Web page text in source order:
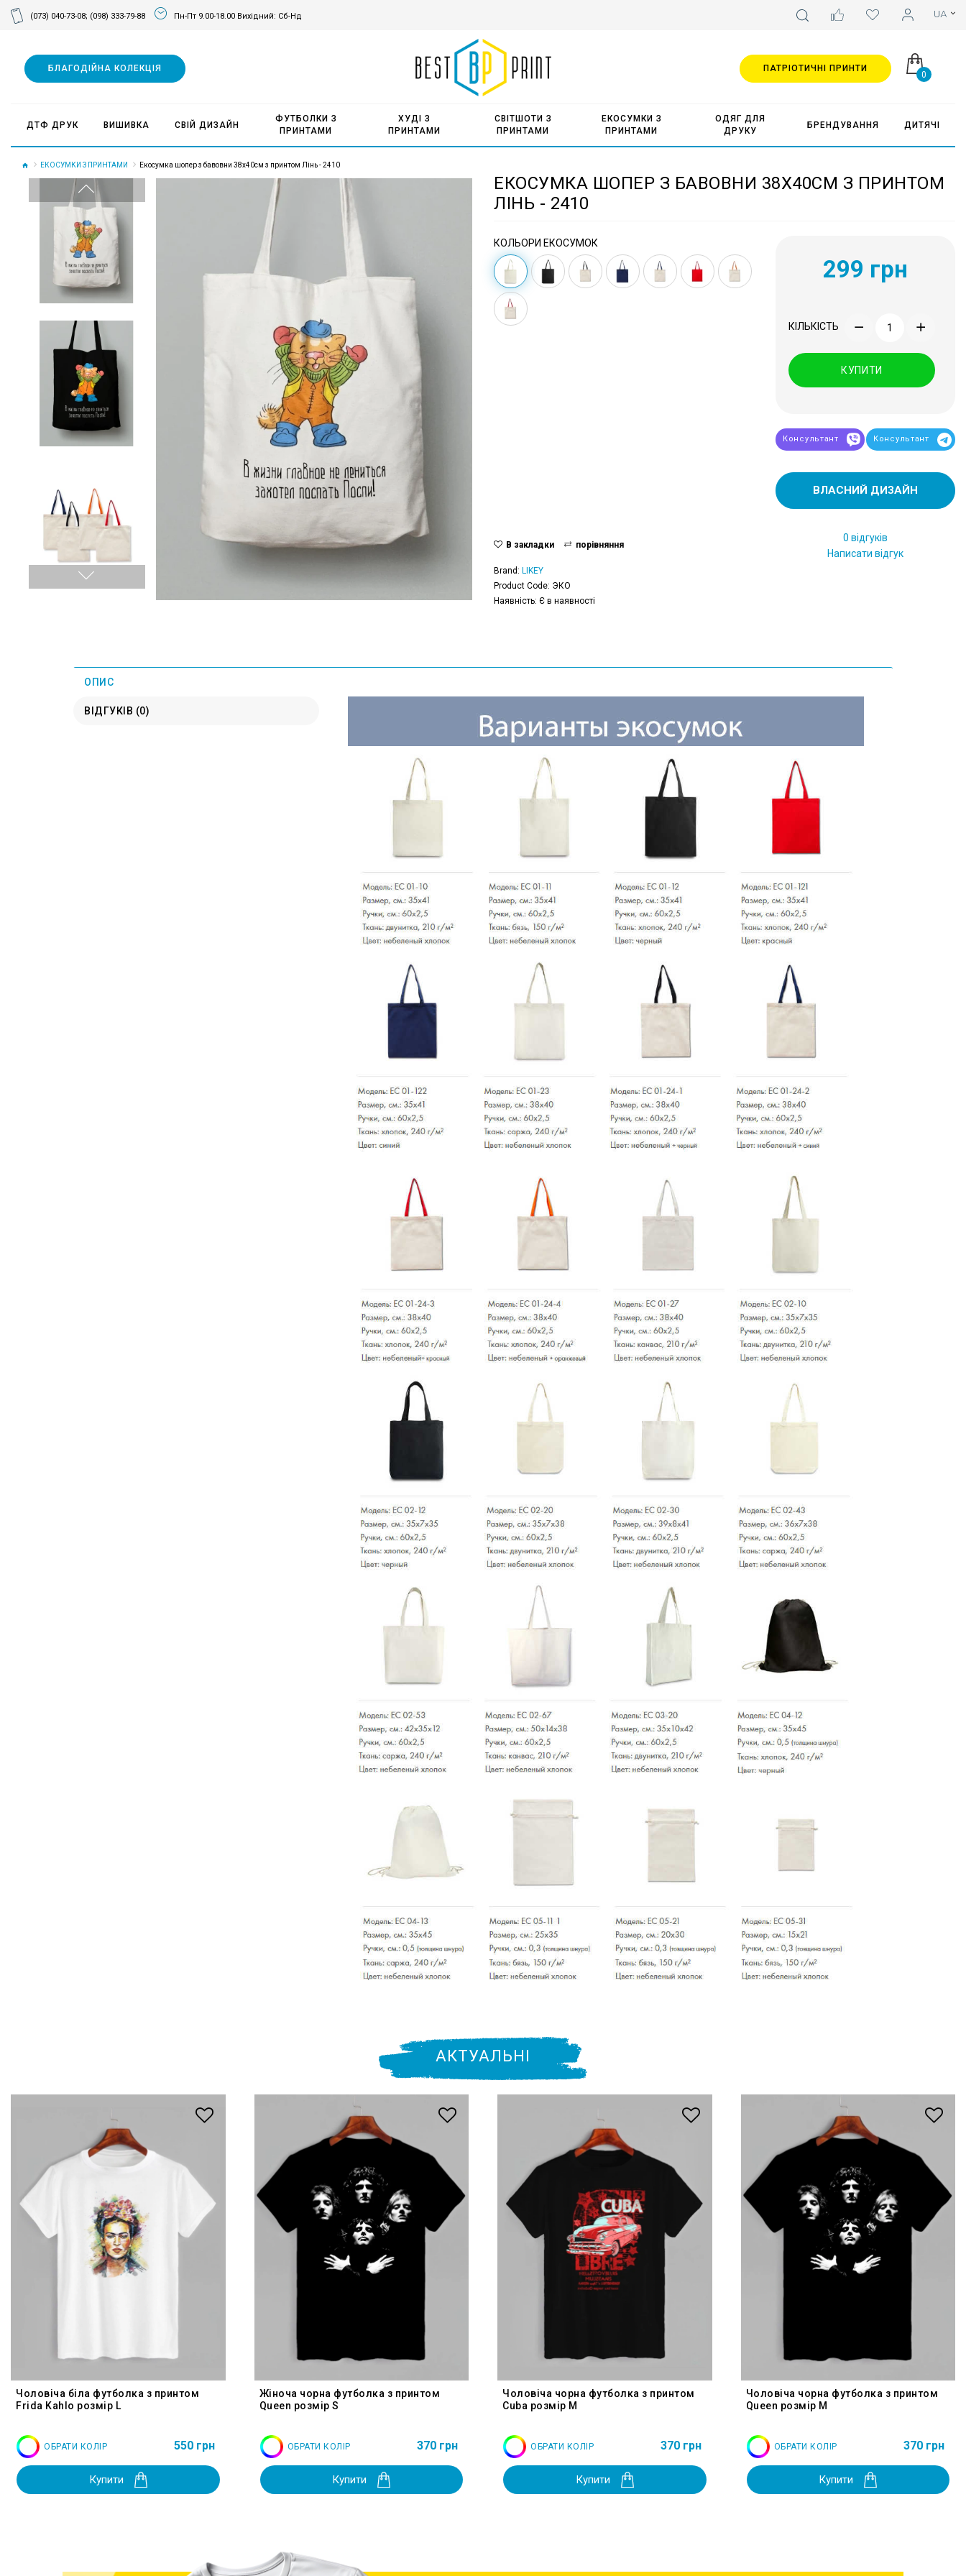
(073) 040-73-08; (098) 333-79-88 Пн-Пт 9.00-18.00 Вихідний: Сб-Нд
0
БЛАГОДІЙНА КОЛЕКЦІЯ
ДТФ ДРУК ВИШИВКА СВІЙ ДИЗАЙН
ФУТБОЛКИ З
ПРИНТАМИ
ХУДІ З
ПРИНТАМИ
СВІТШОТИ З
ПРИНТАМИ
ЕКОСУМКИ З
ПРИНТАМИ
ОДЯГ ДЛЯ
ДРУКУ
БРЕНДУВАННЯ ДИТЯЧІ
ПАТРІОТИЧНІ ПРИНТИ
ЕКОСУМКИ З ПРИНТАМИ Екосумка шопер з бавовни 38х40см з принтом Лінь - 2410
ЕКОСУМКА ШОПЕР З БАВОВНИ 38Х40СМ З ПРИНТОМ
ЛІНЬ - 2410
КОЛЬОРИ ЕКОСУМОК
299 грн
КІЛЬКІСТЬ
КУПИТИ
Консультант Консультант
ВЛАСНИЙ ДИЗАЙН
В закладки порівняння
Brand: LIKEY
Product Code: ЭКО
Наявність: Є в наявності
0 відгуків
Написати відгук
ОПИС
ВІДГУКІВ (0)
АКТУАЛЬНІ
Чоловіча біла футболка з принтом
Frida Kahlo розмір L
ОБРАТИ КОЛІР 550 грн
Купити
Жіноча чорна футболка з принтом
Queen розмір S
ОБРАТИ КОЛІР 370 грн
Купити
Чоловіча чорна футболка з принтом
Cuba розмір M
ОБРАТИ КОЛІР 370 грн
Купити
Чоловіча чорна футболка з принтом
Queen розмір M
ОБРАТИ КОЛІР 370 грн
Купити